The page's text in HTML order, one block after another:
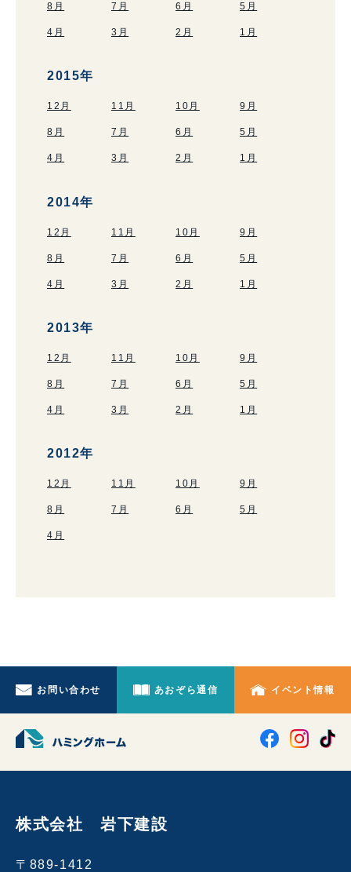
8月 7月 6月 5月
4月 3月 2月 1月
2015年
12月 11月 10月 9月
8月 7月 6月 5月
4月 3月 2月 1月
2014年
12月 11月 10月 9月
8月 7月 6月 5月
4月 3月 2月 1月
2013年
12月 11月 10月 9月
8月 7月 6月 5月
4月 3月 2月 1月
2012年
12月 11月 10月 9月
8月 7月 6月 5月
4月
お問い合わせ あおぞら通信 イベント情報
株式会社 岩下建設
〒889-1412